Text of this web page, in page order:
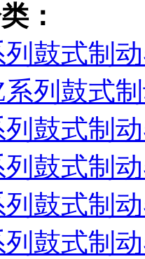
：
鼓式制
列鼓式
鼓式制
鼓式制
鼓式制
鼓式制